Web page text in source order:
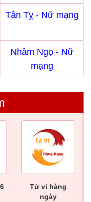
Tân Tỵ - Nữ mạng
Nhâm Ngọ - Nữ
mạng
Tử vi hàng
ngày